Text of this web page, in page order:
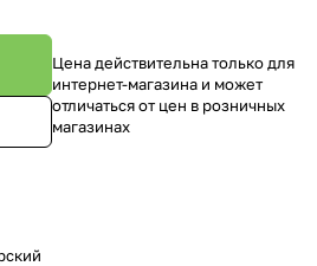
Цена действительна только для
интернет-магазина и может
отличаться от цен в розничных
магазинах